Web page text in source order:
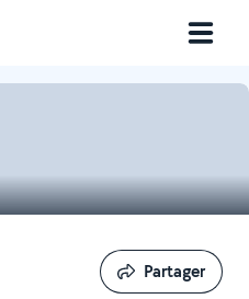
Partager
Partager